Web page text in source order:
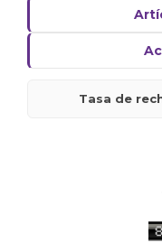
Tasa de